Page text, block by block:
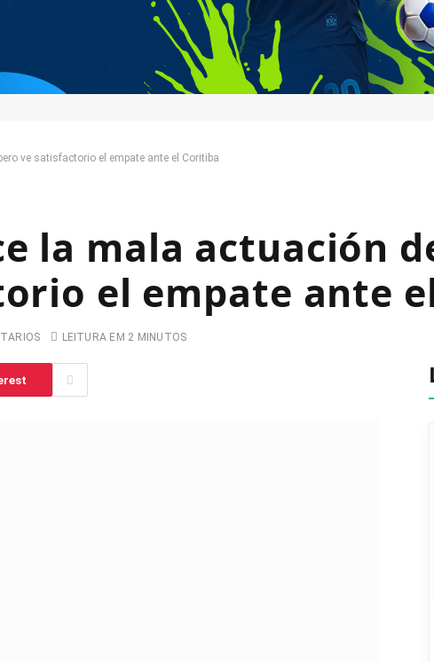
ve satisfactorio el empate ante el Coritiba
la mala actuación
el empate ante
LEITURA EM 2 MINUTOS